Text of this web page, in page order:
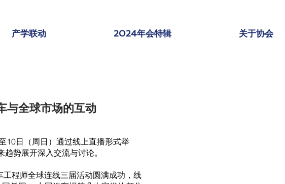
产学联动 2024年会特辑 关于协会
全球市场的互动
10日（周日）通过线上直播形式举
势展开深入交流与讨论。
程师全球连线三届活动圆满成功，线